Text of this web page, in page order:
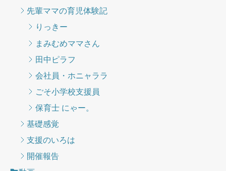
先輩ママの育児体験記
りっきー
まみむめママさん
田中ピラフ
会社員・ホニャララ
ごそ小学校支援員
保育士 にゃー。
基礎感覚
支援のいろは
開催報告